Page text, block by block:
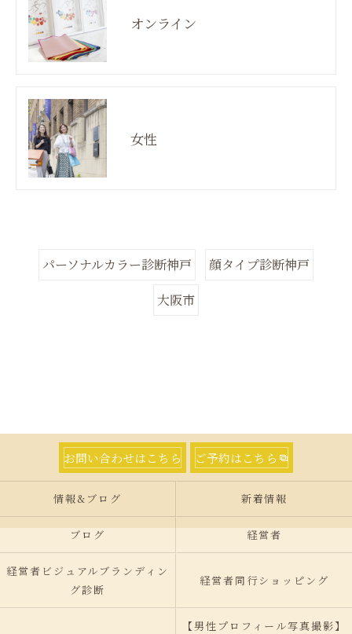
オンライン
女性
パーソナルカラー診断神戸
顔タイプ診断神戸
大阪市
お問い合わせはこちら ご予約はこちら
情報&ブログ 新着情報
ブログ 経営者
経営者ビジュアルブランディン
グ診断
経営者同行ショッピング
【男性プロフィール写真撮影】